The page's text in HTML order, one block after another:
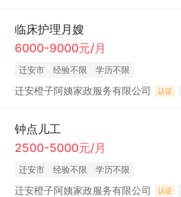
临床护理月嫂
6000-9000元/月
迁安市 经验不限 学历不限
迁安橙子阿姨家政服务有限公司 认证
钟点儿工
2500-5000元/月
迁安市 经验不限 学历不限
迁安橙子阿姨家政服务有限公司 认证